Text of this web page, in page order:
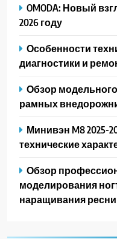
OMODA: Новый
2026 году
Особенности
диагностики и
Обзор
рамных
Минивэн M8 2025-
технические
Обзор
моделирования
наращивания